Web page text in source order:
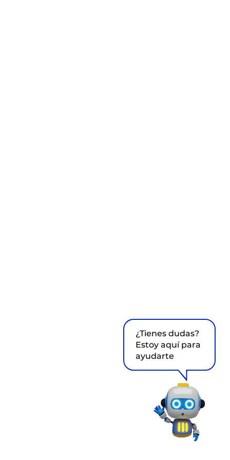
¿Tienes dudas?
Estoy aquí para
ayudarte